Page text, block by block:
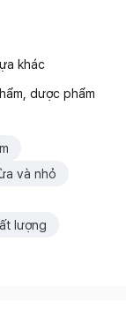
khác
dược phẩm
và nhỏ
lượng